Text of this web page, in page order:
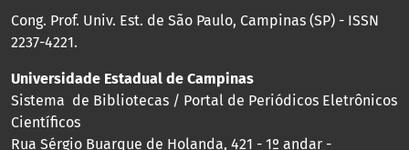
Cong. Prof. Univ. Est. de São Paulo, Campinas (SP) - ISSN
2237-4221.
Universidade Estadual de Campinas
Sistema de Bibliotecas / Portal de Periódicos Eletrônicos
Científicos
Rua Sérgio Buarque de Holanda, 421 - 1º andar -